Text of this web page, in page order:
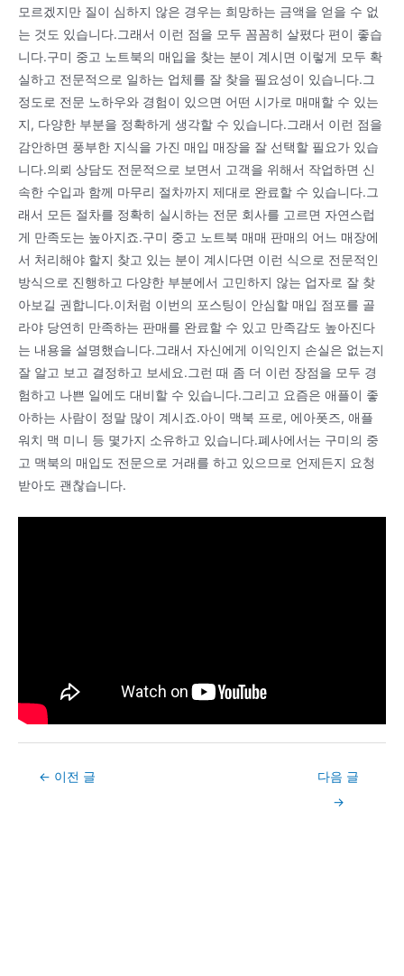
모르겠지만 질이 심하지 않은 경우는 희망하는 금액을 얻을 수 없
는 것도 있습니다.그래서 이런 점을 모두 꼼꼼히 살폈다 편이 좋습
니다.구미 중고 노트북의 매입을 찾는 분이 계시면 이렇게 모두 확
실하고 전문적으로 일하는 업체를 잘 찾을 필요성이 있습니다.그
정도로 전문 노하우와 경험이 있으면 어떤 시가로 매매할 수 있는
지, 다양한 부분을 정확하게 생각할 수 있습니다.그래서 이런 점을
감안하면 풍부한 지식을 가진 매입 매장을 잘 선택할 필요가 있습
니다.의뢰 상담도 전문적으로 보면서 고객을 위해서 작업하면 신
속한 수입과 함께 마무리 절차까지 제대로 완료할 수 있습니다.그
래서 모든 절차를 정확히 실시하는 전문 회사를 고르면 자연스럽
게 만족도는 높아지죠.구미 중고 노트북 매매 판매의 어느 매장에
서 처리해야 할지 찾고 있는 분이 계시다면 이런 식으로 전문적인
방식으로 진행하고 다양한 부분에서 고민하지 않는 업자로 잘 찾
아보길 권합니다.이처럼 이번의 포스팅이 안심할 매입 점포를 골
라야 당연히 만족하는 판매를 완료할 수 있고 만족감도 높아진다
는 내용을 설명했습니다.그래서 자신에게 이익인지 손실은 없는지
잘 알고 보고 결정하고 보세요.그런 때 좀 더 이런 장점을 모두 경
험하고 나쁜 일에도 대비할 수 있습니다.그리고 요즘은 애플이 좋
아하는 사람이 정말 많이 계시죠.아이 맥북 프로, 에아폿즈, 애플
워치 맥 미니 등 몇가지 소유하고 있습니다.폐사에서는 구미의 중
고 맥북의 매입도 전문으로 거래를 하고 있으므로 언제든지 요청
받아도 괜찮습니다.
Post← 이전 글
다음 글
→